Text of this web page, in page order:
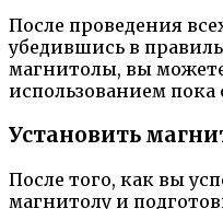
После проведения
убедившись в
магнитолы, вы
использованием пока
Установить
После того, как вы
магнитолу и